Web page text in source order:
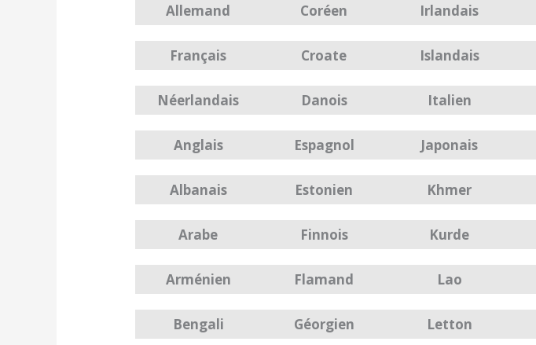
Allemand Coréen Irlandais
Français Croate Islandais
Néerlandais Danois Italien
Anglais Espagnol Japonais
Albanais Estonien Khmer
Arabe Finnois Kurde
Arménien Flamand Lao
Bengali Géorgien Letton